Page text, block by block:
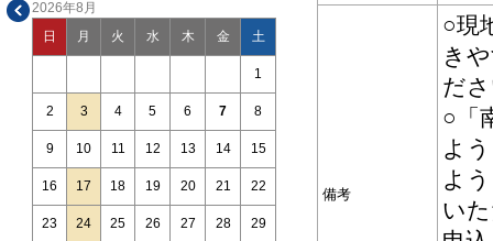
2026年8月
日 月 火 水 木 金 土
1
2 3 4 5 6 7 8
9 10 11 12 13 14 15
16 17 18 19 20 21 22
23 24 25 26 27 28 29
備考
○現
き
だ
○「
よ
よ
い